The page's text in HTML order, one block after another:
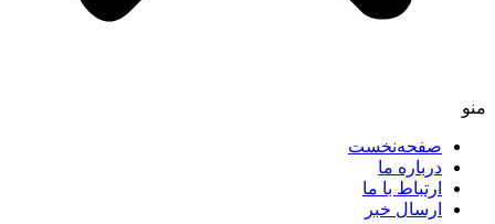
صفحه‌نخست
درباره ما
ارتباط با ما
ارسال خبر